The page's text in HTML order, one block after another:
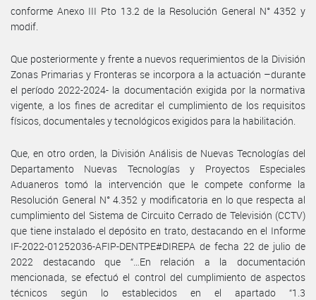
conforme Anexo III Pto 13.2 de la Resolución General N° 4352 y
modif.
Que posteriormente y frente a nuevos requerimientos de la División
Zonas Primarias y Fronteras se incorpora a la actuación –durante
el período 2022-2024- la documentación exigida por la normativa
vigente, a los fines de acreditar el cumplimiento de los requisitos
físicos, documentales y tecnológicos exigidos para la habilitación.
Que, en otro orden, la División Análisis de Nuevas Tecnologías del
Departamento Nuevas Tecnologías y Proyectos Especiales
Aduaneros tomó la intervención que le compete conforme la
Resolución General N° 4.352 y modificatoria en lo que respecta al
cumplimiento del Sistema de Circuito Cerrado de Televisión (CCTV)
que tiene instalado el depósito en trato, destacando en el Informe
IF-2022-01252036-AFIP-DENTPE#DIREPA de fecha 22 de julio de
2022 destacando que “…En relación a la documentación
mencionada, se efectuó el control del cumplimiento de aspectos
técnicos según lo establecidos en el apartado “1.3